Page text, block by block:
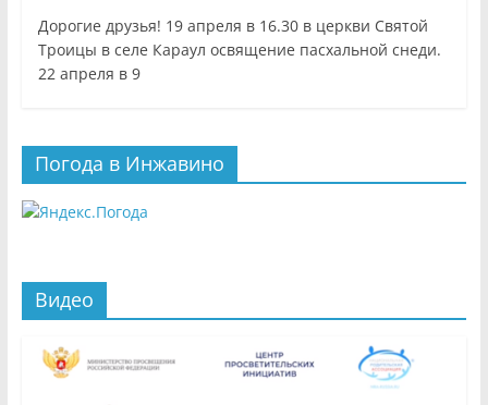
Дорогие друзья! 19 апреля в 16.30 в церкви Святой
Троицы в селе Караул освящение пасхальной снеди.
22 апреля в 9
Погода в Инжавино
Видео